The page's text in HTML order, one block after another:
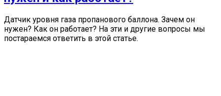
Датчик уровня газа пропанового баллона. Зачем он
нужен? Как он работает? На эти и другие вопросы мы
постараемся ответить в этой статье.